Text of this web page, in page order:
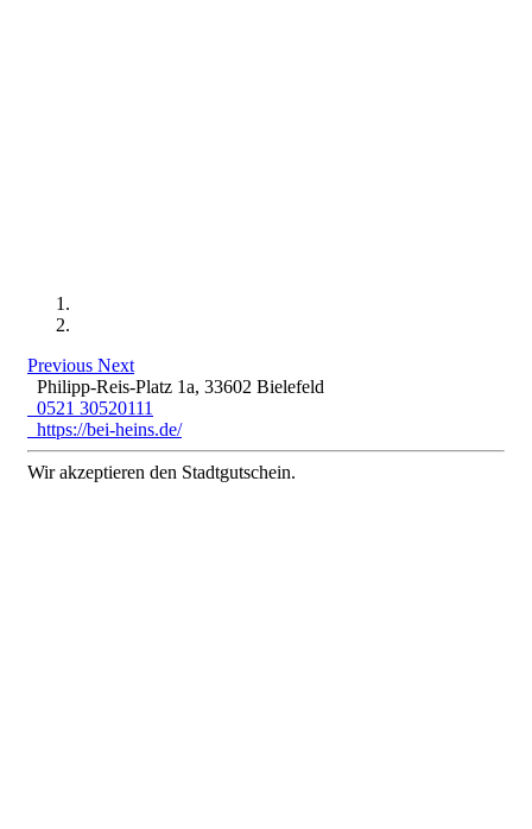
Previous Next
Philipp-Reis-Platz 1a, 33602 Bielefeld
0521 30520111
https://bei-heins.de/
Wir akzeptieren den Stadtgutschein.